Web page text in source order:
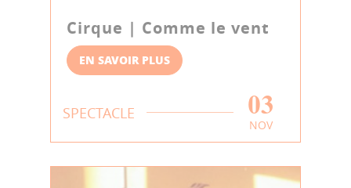
Cirque | Comme le vent
EN SAVOIR PLUS
SPECTACLE 03
NOV